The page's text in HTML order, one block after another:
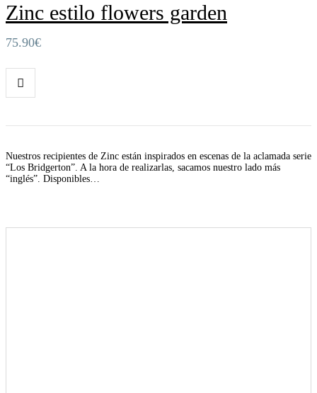
Zinc estilo flowers garden
75.90€
Nuestros recipientes de Zinc están inspirados en escenas de la aclamada serie
“Los Bridgerton”. A la hora de realizarlas, sacamos nuestro lado más
“inglés”. Disponibles…